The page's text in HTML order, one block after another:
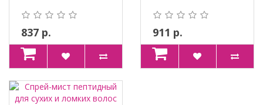
ЛИПОПЕПТИ..
837 р.
VEGA..
911 р.